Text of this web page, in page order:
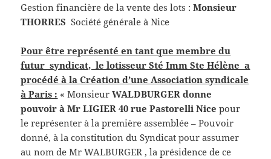
Gestion financière de la vente des lots : Monsieur
THORRES Société générale à Nice
Pour être représenté en tant que membre du
futur syndicat, le lotisseur Sté Imm Ste Hélène a
procédé à laCréation d’une Association syndicale
à Paris : « MonsieurWALDBURGER donne
pouvoir à Mr LIGIER 40 rue Pastorelli Nice pour
le représenter à la première assemblée – Pouvoir
donné, à la constitution du Syndicat pour assumer
au nom de Mr WALBURGER , la présidence de ce